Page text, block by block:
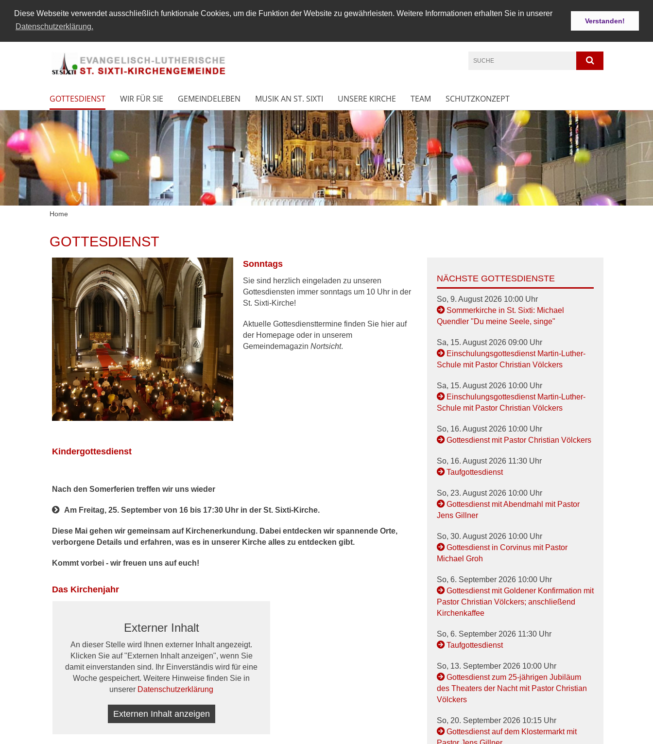
Diese Webseite verwendet ausschließlich funktionale Cookies, um die Funktion der Website zu gewährleisten. Weitere Informationen erhalten Sie in unserer
Datenschutzerklärung.
Verstanden!
GOTTESDIENST WIR FÜR SIE GEMEINDELEBEN MUSIK AN ST. SIXTI UNSERE KIRCHE TEAM SCHUTZKONZEPT
Home
GOTTESDIENST
Sonntags
Sie sind herzlich eingeladen zu unseren
Gottesdiensten immer sonntags um 10 Uhr in der
St. Sixti-Kirche!
Aktuelle Gottesdiensttermine finden Sie hier auf
der Homepage oder in unserem
GemeindemagazinNortsicht.
Kindergottesdienst
Nach den Somerferien treffen wir uns wieder
Am Freitag, 25. September von 16 bis 17:30 Uhr in der St. Sixti-Kirche.
​Diese Mai gehen wir gemeinsam auf Kirchenerkundung. Dabei entdecken wir spannende Orte,
verborgene Details und erfahren, was es in unserer Kirche alles zu entdecken gibt.
Kommt vorbei - wir freuen uns auf euch!
Das Kirchenjahr
Externer Inhalt
An dieser Stelle wird Ihnen externer Inhalt angezeigt.
Klicken Sie auf "Externen Inhalt anzeigen", wenn Sie
damit einverstanden sind. Ihr Einverständis wird für eine
Woche gespeichert. Weitere Hinweise finden Sie in
unserer Datenschutzerklärung
Externen Inhalt anzeigen
NÄCHSTE GOTTESDIENSTE
So, 9. August 2026 10:00 Uhr
Sommerkirche in St. Sixti: Michael
Quendler "Du meine Seele, singe"
Sa, 15. August 2026 09:00 Uhr
Einschulungsgottesdienst Martin-Luther-
Schule mit Pastor Christian Völckers
Sa, 15. August 2026 10:00 Uhr
Einschulungsgottesdienst Martin-Luther-
Schule mit Pastor Christian Völckers
So, 16. August 2026 10:00 Uhr
Gottesdienst mit Pastor Christian Völckers
So, 16. August 2026 11:30 Uhr
Taufgottesdienst
So, 23. August 2026 10:00 Uhr
Gottesdienst mit Abendmahl mit Pastor
Jens Gillner
So, 30. August 2026 10:00 Uhr
Gottesdienst in Corvinus mit Pastor
Michael Groh
So, 6. September 2026 10:00 Uhr
Gottesdienst mit Goldener Konfirmation mit
Pastor Christian Völckers; anschließend
Kirchenkaffee
So, 6. September 2026 11:30 Uhr
Taufgottesdienst
So, 13. September 2026 10:00 Uhr
Gottesdienst zum 25-jährigen Jubiläum
des Theaters der Nacht mit Pastor Christian
Völckers
So, 20. September 2026 10:15 Uhr
Gottesdienst auf dem Klostermarkt mit